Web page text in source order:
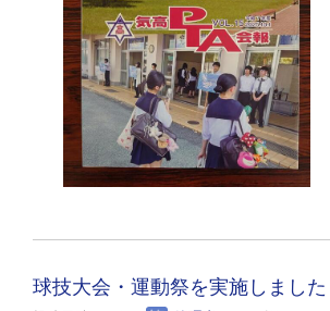
球技大会・運動祭を実施しました